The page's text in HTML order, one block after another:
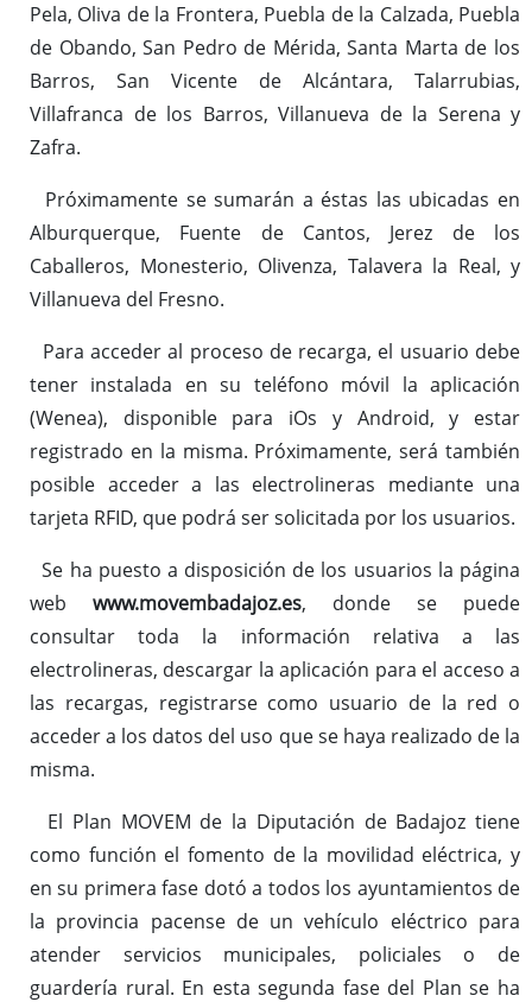
Pela, Oliva de la Frontera, Puebla de la Calzada, Puebla
de Obando, San Pedro de Mérida, Santa Marta de los
Barros, San Vicente de Alcántara, Talarrubias,
Villafranca de los Barros, Villanueva de la Serena y
Zafra.
Próximamente se sumarán a éstas las ubicadas en
Alburquerque, Fuente de Cantos, Jerez de los
Caballeros, Monesterio, Olivenza, Talavera la Real, y
Villanueva del Fresno.
Para acceder al proceso de recarga, el usuario debe
tener instalada en su teléfono móvil la aplicación
(Wenea), disponible para iOs y Android, y estar
registrado en la misma. Próximamente, será también
posible acceder a las electrolineras mediante una
tarjeta RFID, que podrá ser solicitada por los usuarios.
Se ha puesto a disposición de los usuarios la página
web www.movembadajoz.es, donde se puede
consultar toda la información relativa a las
electrolineras, descargar la aplicación para el acceso a
las recargas, registrarse como usuario de la red o
acceder a los datos del uso que se haya realizado de la
misma.
El Plan MOVEM de la Diputación de Badajoz tiene
como función el fomento de la movilidad eléctrica, y
en su primera fase dotó a todos los ayuntamientos de
la provincia pacense de un vehículo eléctrico para
atender servicios municipales, policiales o de
guardería rural. En esta segunda fase del Plan se ha